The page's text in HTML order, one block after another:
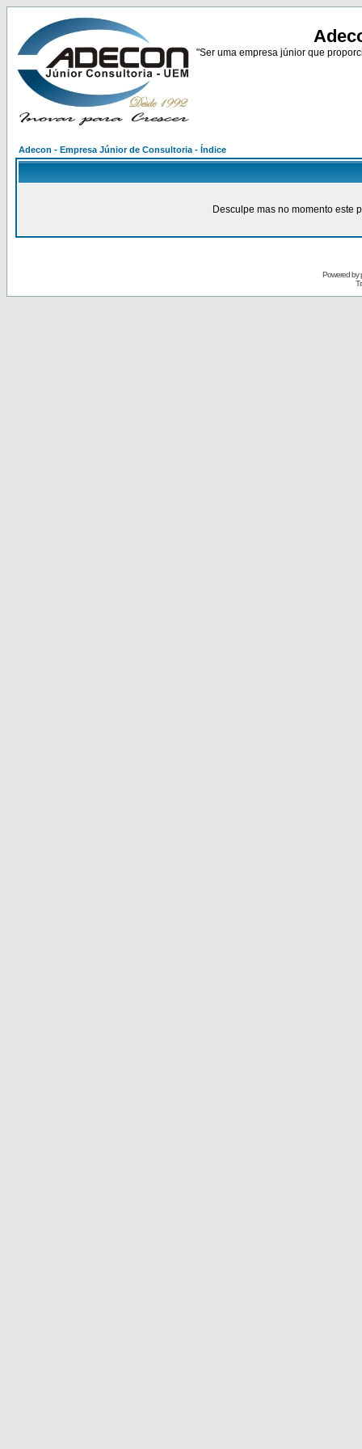
"Ser uma empresa júnior que
Adecon - Empresa Júnior de Consultoria - Índice
Desculpe mas no momento este
Powered by